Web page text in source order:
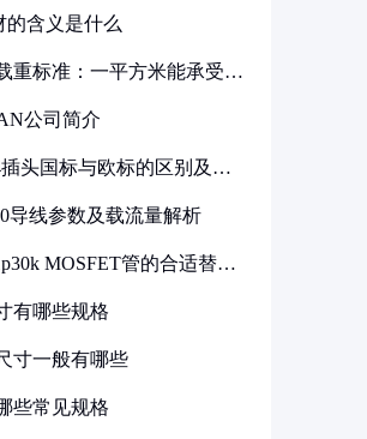
的含义是什么
重标准：一平方米能承受多
公司简介
头国标与欧标的区别及其
导线参数及载流量解析
MOSFET管的合适替代
有哪些规格
寸一般有哪些
些常见规格